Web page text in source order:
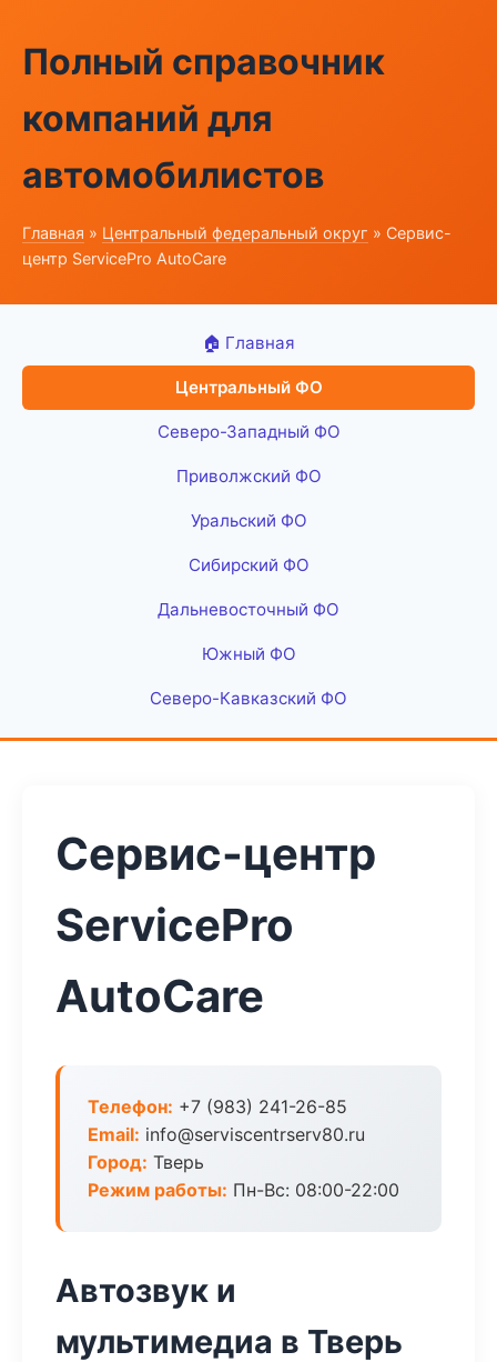
Полный справочник
компаний для
автомобилистов
Главная » Центральный федеральный округ » Сервис-
центр ServicePro AutoCare
🏠 Главная
Центральный ФО
Северо-Западный ФО
Приволжский ФО
Уральский ФО
Сибирский ФО
Дальневосточный ФО
Южный ФО
Северо-Кавказский ФО
Сервис-центр
ServicePro
AutoCare
Телефон: +7 (983) 241-26-85
Email: info@serviscentrserv80.ru
Город: Тверь
Режим работы: Пн-Вс: 08:00-22:00
Автозвук и
мультимедиа в Тверь